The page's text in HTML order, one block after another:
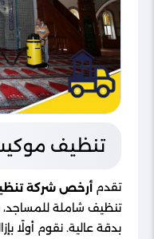
تنظيف
تقدم أرخص شركة
تنظيف شاملة
بدقة عالية. نقوم أولًا